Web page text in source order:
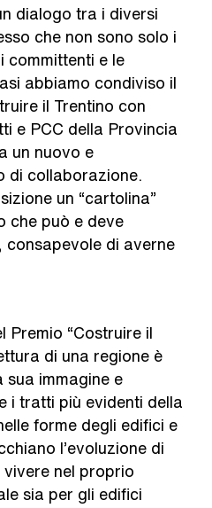
dialogo tra i diversi
che non sono solo i
committenti e le
abbiamo condiviso il
il Trentino con
e PCC della Provincia
un nuovo e
di collaborazione.
un “cartolina”
che può e deve
consapevole di averne
Premio “Costruire il
di una regione è
sua immagine e
i tratti più evidenti della
forme degli edifici e
l’evoluzione di
vivere nel proprio
sia per gli edifici